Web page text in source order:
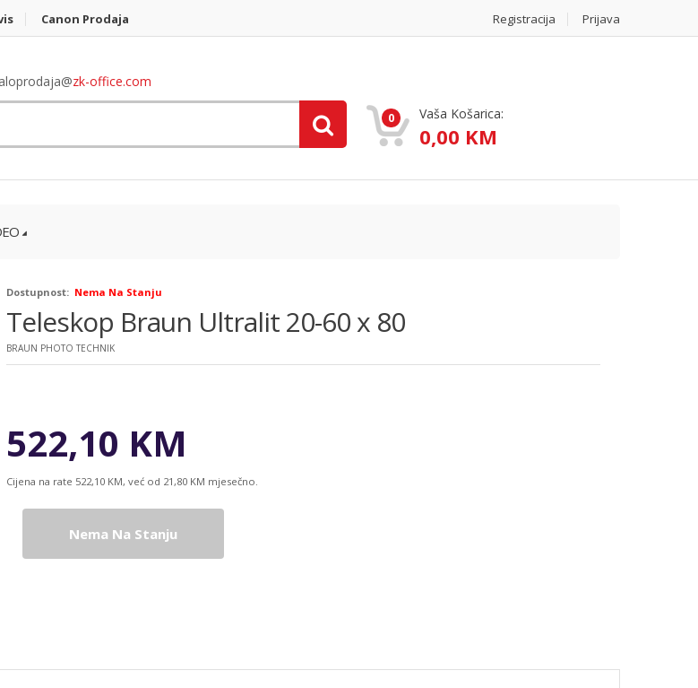
Canon Prodaja Registracija Prijava
zk-office.com
0 Vaša Košarica:
0,00 KM
Dostupnost: Nema Na Stanju
Teleskop Braun Ultralit 20-60 x 80
BRAUN PHOTO TECHNIK
522,10 KM
Cijena na rate 522,10 KM, već od 21,80 KM mjesečno.
Nema Na Stanju